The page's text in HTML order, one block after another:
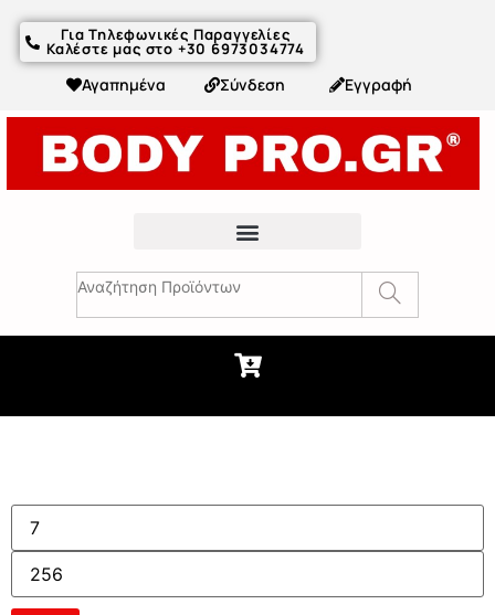
Για Τηλεφωνικές Παραγγελίες
Καλέστε μας στο +30 6973034774
Αγαπημένα Σύνδεση Εγγραφή